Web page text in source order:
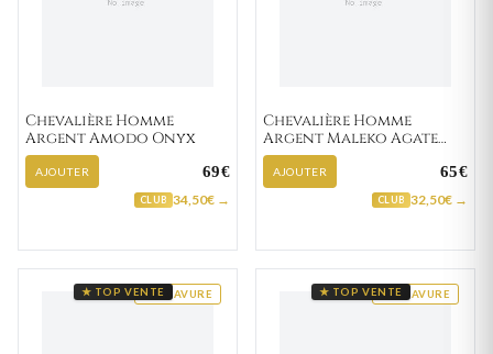
Chevalière Homme
Argent Amodo Onyx
AJOUTER 69€
CLUB 34,50€ →
Chevalière Homme
Argent Maleko Agate
Noir
AJOUTER 65€
CLUB 32,50€ →
GRAVURE
★ TOP VENTE GRAVURE
★ TOP VENTE